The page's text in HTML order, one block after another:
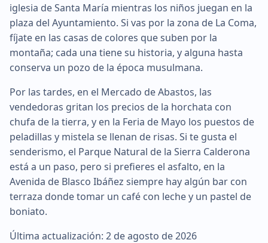
iglesia de Santa María mientras los niños juegan en la
plaza del Ayuntamiento. Si vas por la zona de La Coma,
fíjate en las casas de colores que suben por la
montaña; cada una tiene su historia, y alguna hasta
conserva un pozo de la época musulmana.
Por las tardes, en el Mercado de Abastos, las
vendedoras gritan los precios de la horchata con
chufa de la tierra, y en la Feria de Mayo los puestos de
peladillas y mistela se llenan de risas. Si te gusta el
senderismo, el Parque Natural de la Sierra Calderona
está a un paso, pero si prefieres el asfalto, en la
Avenida de Blasco Ibáñez siempre hay algún bar con
terraza donde tomar un café con leche y un pastel de
boniato.
Última actualización: 2 de agosto de 2026